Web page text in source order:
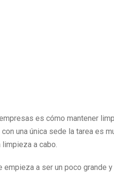
es cómo mantener
una única sede la tarea es
a cabo.
a ser un poco grande